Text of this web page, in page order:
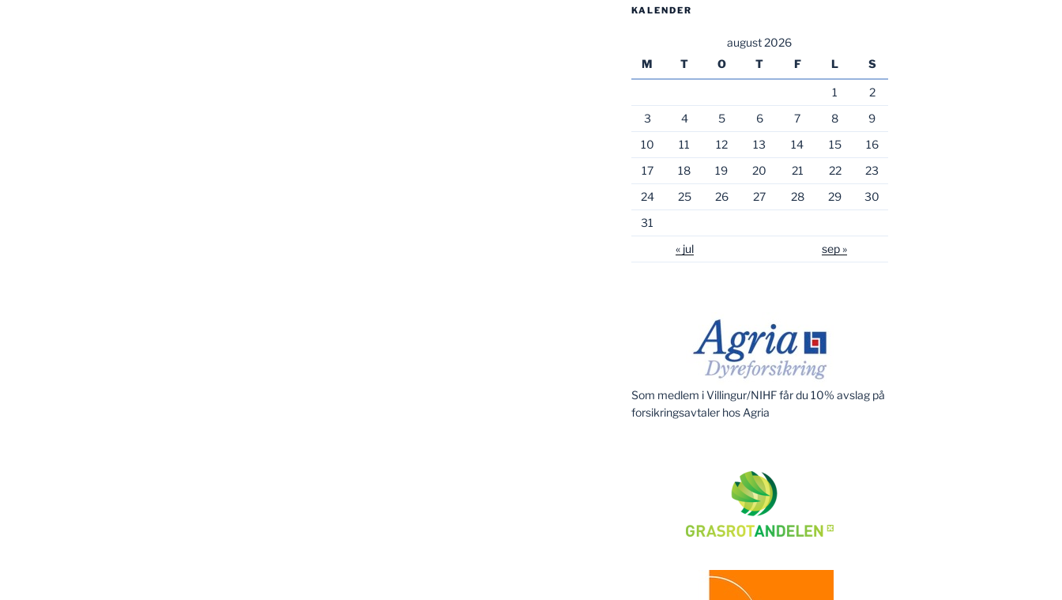
KALENDER
august 2026
M
T O T F L S
1
2
3
4 5 6 7 8
9
10
11 12 13 14 15
16
17
18 19 20 21 22
23
24
25 26 27 28 29
30
31
« jul
sep »
Som medlem i Villingur/NIHF får du 10% avslag på
forsikringsavtaler hos Agria